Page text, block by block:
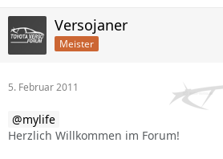
Versojaner
Meister
5. Februar 2011
mylife
Herzlich Willkommen im Forum!